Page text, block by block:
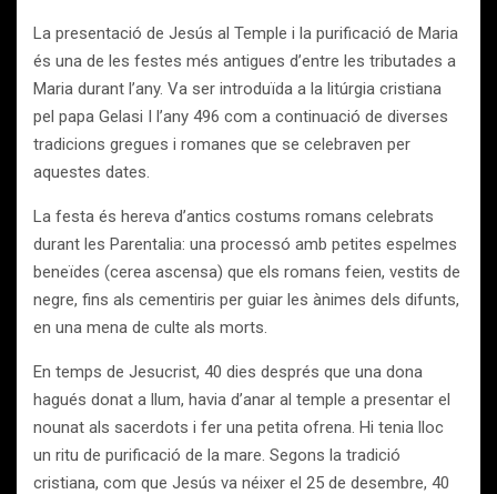
La presentació de Jesús al Temple i la purificació de Maria
és una de les festes més antigues d’entre les tributades a
Maria durant l’any. Va ser introduïda a la litúrgia cristiana
pel papa Gelasi I l’any 496 com a continuació de diverses
tradicions gregues i romanes que se celebraven per
aquestes dates.
La festa és hereva d’antics costums romans celebrats
durant les Parentalia: una processó amb petites espelmes
beneïdes (cerea ascensa) que els romans feien, vestits de
negre, fins als cementiris per guiar les ànimes dels difunts,
en una mena de culte als morts.
En temps de Jesucrist, 40 dies després que una dona
hagués donat a llum, havia d’anar al temple a presentar el
nounat als sacerdots i fer una petita ofrena. Hi tenia lloc
un ritu de purificació de la mare. Segons la tradició
cristiana, com que Jesús va néixer el 25 de desembre, 40